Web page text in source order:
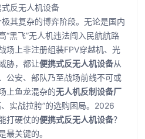
反无人机设备
其复杂的博弈阶段。无论是国内
“黑飞”无人机违法闯入民航航路
场上非注册组装FPV穿越机、光
胁，都让便携式反无人机设备从
公安、部队乃至战场前线不可或
上鱼龙混杂的无人机反制设备厂
实战拉胯”的选购困局。2026
打硬仗的便携式反无人机设备？
最关键的。